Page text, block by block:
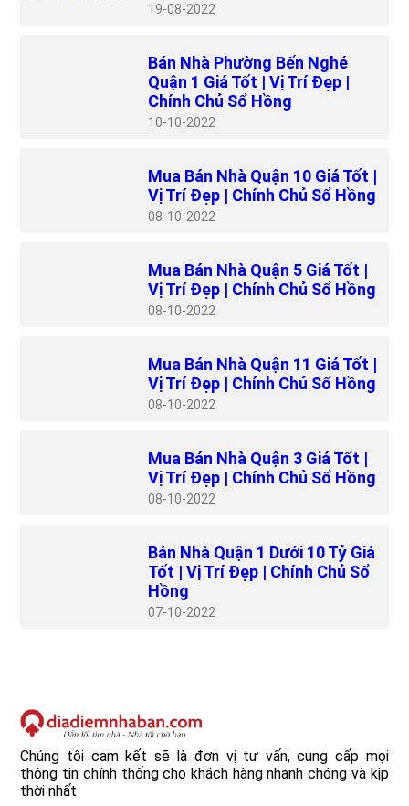
19 08-2022
Bán Nhà Phường Bến Nghé
Quận 1 Giá Tốt | Vị Trí Đẹp |
Chính Chủ Sổ Hồng
10 10-2022
Mua Bán Nhà Quận 10 Giá Tốt |
Vị Trí Đẹp | Chính Chủ Sổ Hồng
08 10-2022
Mua Bán Nhà Quận 5 Giá Tốt |
Vị Trí Đẹp | Chính Chủ Sổ Hồng
08 10-2022
Mua Bán Nhà Quận 11 Giá Tốt |
Vị Trí Đẹp | Chính Chủ Sổ Hồng
08 10-2022
Mua Bán Nhà Quận 3 Giá Tốt |
Vị Trí Đẹp | Chính Chủ Sổ Hồng
08 10-2022
Bán Nhà Quận 1 Dưới 10 Tỷ Giá
Tốt | Vị Trí Đẹp | Chính Chủ Sổ
Hồng
07 10-2022
Chúng tôi cam kết sẽ là đơn vị tư vấn, cung cấp mọi
thông tin chính thống cho khách hàng nhanh chóng và kịp
thời nhất